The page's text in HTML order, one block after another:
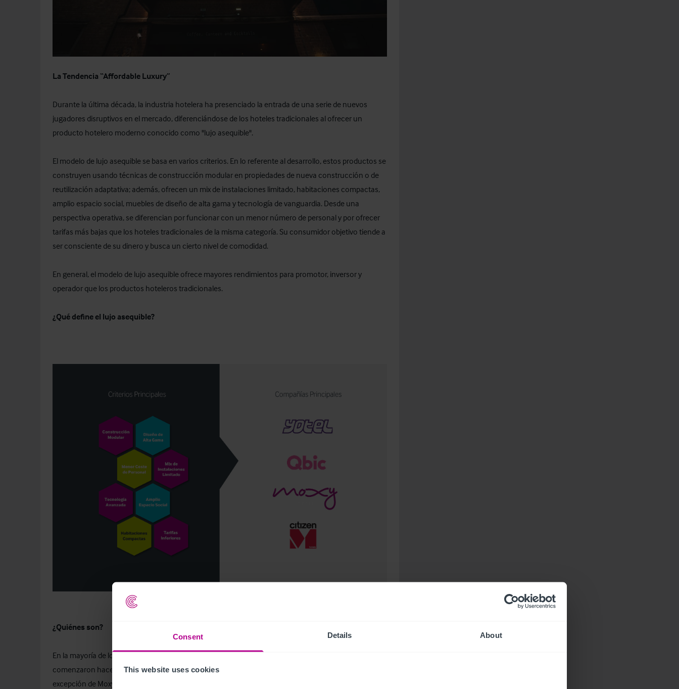
Consent Details About
This website uses cookies
La Tendencia “Affordable Luxury”
Durante la última década, la industria hotelera ha presenciado la entrada de una serie de nuevos
jugadores disruptivos en el mercado, diferenciándose de los hoteles tradicionales al ofrecer un
producto hotelero moderno conocido como "lujo asequible".
El modelo de lujo asequible se basa en varios criterios. En lo referente al desarrollo, estos productos se
construyen usando técnicas de construcción modular en propiedades de nueva construcción o de
reutilización adaptativa; además, ofrecen un mix de instalaciones limitado, habitaciones compactas,
amplio espacio social, muebles de diseño de alta gama y tecnología de vanguardia. Desde una
perspectiva operativa, se diferencian por funcionar con un menor número de personal y por ofrecer
tarifas más bajas que los hoteles tradicionales de la misma categoría. Su consumidor objetivo tiende a
ser consciente de su dinero y busca un cierto nivel de comodidad.
En general, el modelo de lujo asequible ofrece mayores rendimientos para promotor, inversor y
operador que los productos hoteleros tradicionales.
¿Qué define el lujo asequible?
¿Quiénes son?
En la mayoría de los casos, estas compañías tienden a ser empresas de reciente fundación que
comenzaron hace una década a operar en Europa, sin afiliación a grupos hoteleros mayores (a
excepción de Moxy) y con ambiciosos planes de expansión global. Contamos con marcas como Yotel